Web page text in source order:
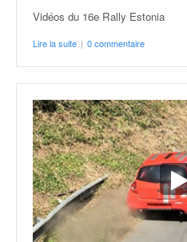
Vidéos du 16e Rally Estonia
Lire la suite | 0 commentaire